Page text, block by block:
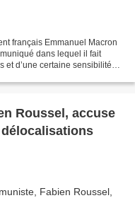
français Emmanuel Macron
dans lequel il fait
et d’une certaine sensibilité
Roussel, accuse